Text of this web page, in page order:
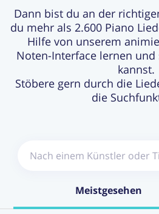
Login
Dann bist du an der
du mehr als 2.600 Piano
Hilfe von unserem
Noten-Interface lernen
kannst.
Stöbere gern durch die
die
Meistgesehen